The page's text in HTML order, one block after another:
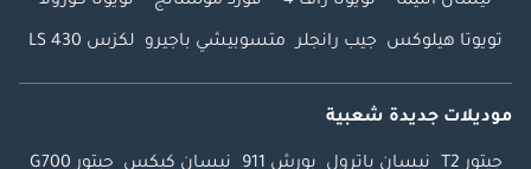
تويوتا هيلوكس جيب رانجلر متسوبيشي باجيرو لكزس LS 430
موديلات جديدة شعبية
جيتور T2 نيسان باترول بورش 911 نيسان كيكس جيتور G700